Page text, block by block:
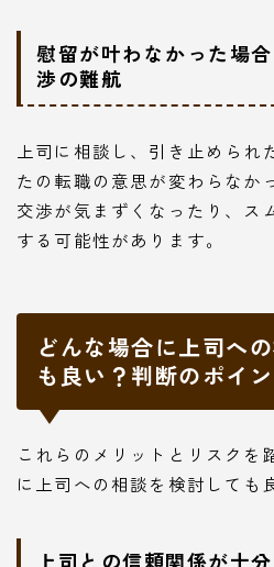
慰留が叶わなかった場
渉の難航
上司に相談し、引き止められ
たの転職の意思が変わらなか
交渉が気まずくなったり、ス
する可能性があります。
どんな場合に上司へ
も良い？判断のポイ
これらのメリットとリスクを
に上司への相談を検討しても
上司との信頼関係が十